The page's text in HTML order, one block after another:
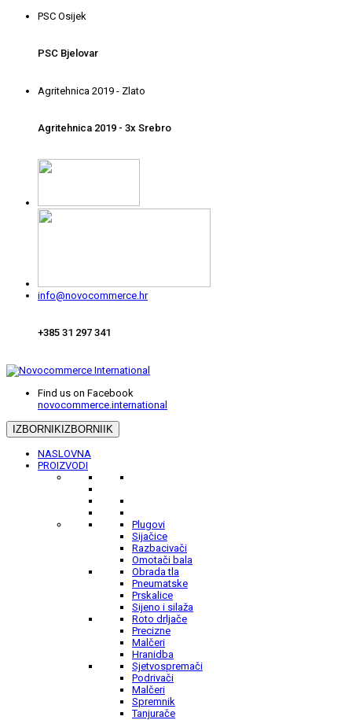
PSC Osijek
PSC Bjelovar
Agritehnica 2019 - Zlato
Agritehnica 2019 - 3x Srebro
info@novocommerce.hr
+385 31 297 341
Find us on Facebook
novocommerce.international
IZBORNIKIZBORNIIK
NASLOVNA
PROIZVODI
Plugovi
Sijačice
Razbacivači
Omotači bala
Obrada tla
Pneumatske
Prskalice
Sijeno i silaža
Roto drljače
Precizne
Malčeri
Hranidba
Sjetvospremači
Podrivači
Malčeri
Spremnik
Tanjurače